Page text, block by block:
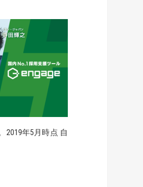
2019年5月時点 自